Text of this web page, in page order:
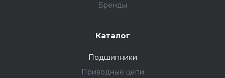
Бренды
Каталог
Подшипники
Приводные цепи